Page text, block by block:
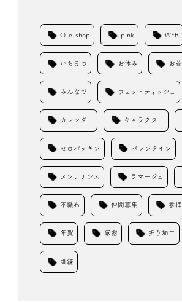
O-e-shop pink WEB
いちまつ お休み お花
みんなで ウェットティッシュ
カレンダー キャラクター
セロパッキン バレンタイン
メンテナンス ラマージュ
不織布 仲間募集 参拝
年賀 感謝 折り加工
訓練